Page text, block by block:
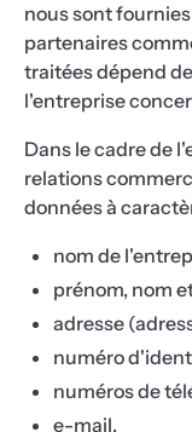
nous sont
partenaires
traitées dépend
l'entreprise
Dans le cadre de
relations
données à
nom de
prénom, nom
adresse
numéro
numéros de
e-mail,